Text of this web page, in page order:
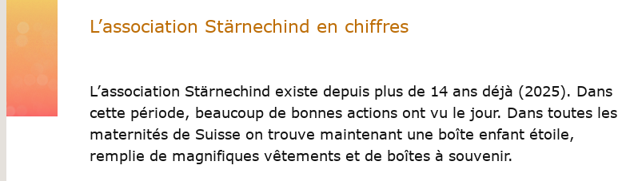
L’association Stärnechind en chiffres
L’association Stärnechind existe depuis plus de 14 ans déjà (2025). Dans
cette période, beaucoup de bonnes actions ont vu le jour. Dans toutes les
maternités de Suisse on trouve maintenant une boîte enfant étoile,
remplie de magnifiques vêtements et de boîtes à souvenir.